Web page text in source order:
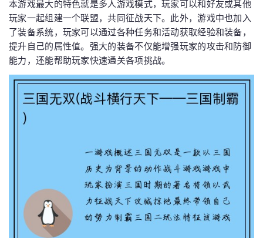
本游戏最大的特色就是多人游戏模式，玩家可以和好友或其他
玩家一起组建一个联盟，共同征战天下。此外，游戏中也加入
了装备系统，玩家可以通过各种任务和活动获取经验和装备，
提升自己的属性值。强大的装备不仅能增强玩家的攻击和防御
能力，还能帮助玩家快速通关各项挑战。